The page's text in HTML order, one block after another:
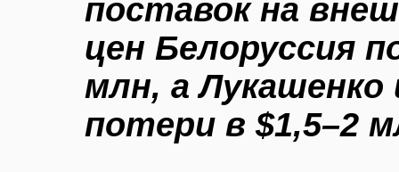
поставок на
цен Белоруссия
млн, а Лукашенко
потери в $1,5–2